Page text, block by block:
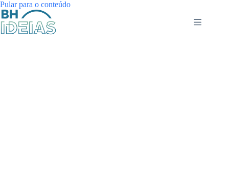
Pular para o conteúdoPular